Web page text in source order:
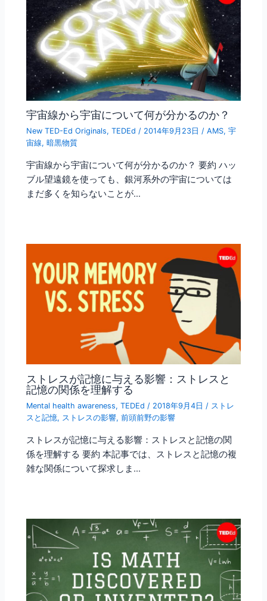
宇宙線から宇宙について何が分かるのか？
New TED-Ed Originals,TEDEd / 2014年9月23日/AMS,宇
宙線,暗黒物質
宇宙線から宇宙について何が分かるのか？ 要約 ハッ
ブル望遠鏡を使っても、銀河系外の宇宙については
まだ多くを知らないことが…
ストレスが記憶に与える影響：ストレスと
記憶の関係を理解する
Mental health awareness,TEDEd / 2018年9月4日/ ストレ
スと記憶, ストレスの影響,前頭前野の影響
ストレスが記憶に与える影響：ストレスと記憶の関
係を理解する 要約 本記事では、ストレスと記憶の複
雑な関係について探求しま…